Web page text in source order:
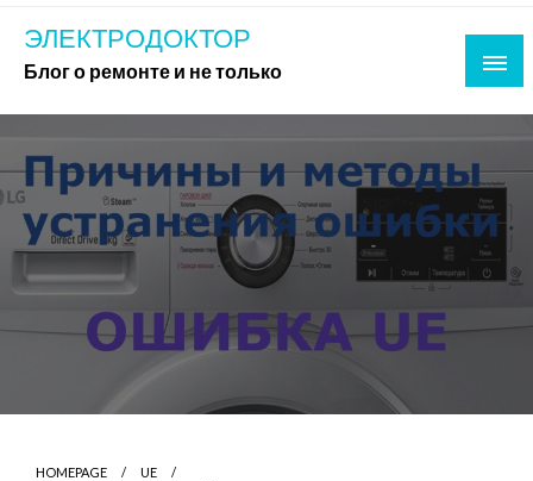
Skip
content
ЭЛЕКТРОДОКТОР
Блог о ремонте и не только
HOMEPAGE
UE